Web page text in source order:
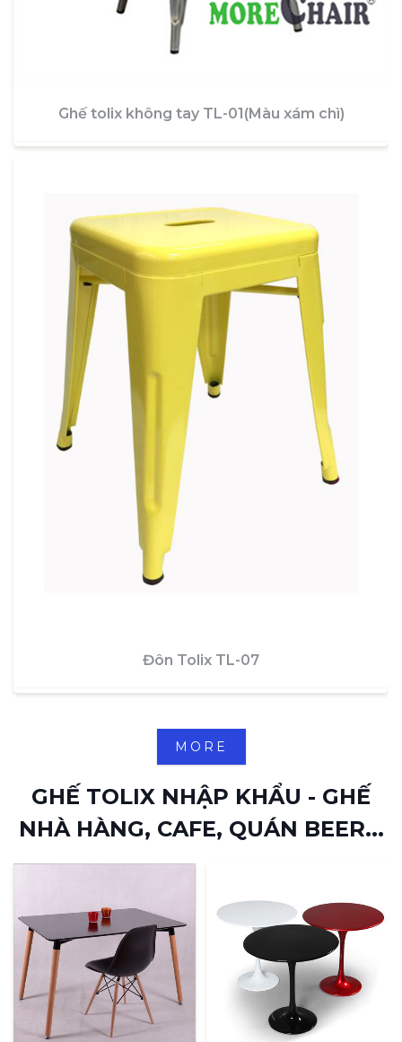
Ghế tolix không tay TL-01(Màu xám chì)
Đôn Tolix TL-07
MORE
GHẾ TOLIX NHẬP KHẨU - GHẾ
NHÀ HÀNG, CAFE, QUÁN BEER...